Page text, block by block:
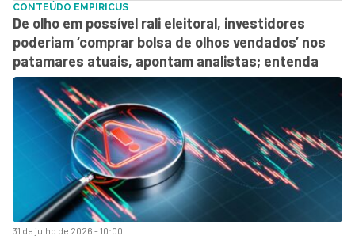
31 de julho de 2026 - 10:00
CONTEÚDO EMPIRICUS
De olho em possível rali eleitoral, investidores
poderiam ‘comprar bolsa de olhos vendados’ nos
patamares atuais, apontam analistas; entenda